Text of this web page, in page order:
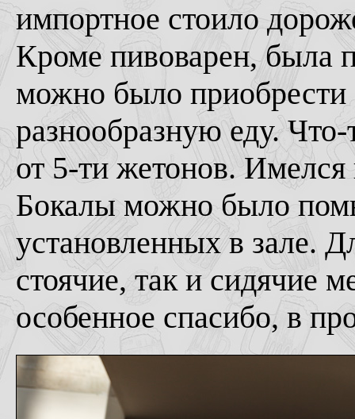
импортное стоило
Кроме пивоварен, была
можно было
разнообразную еду. Что-
от 5-ти жетонов.
Бокалы можно было
установленных в зале.
стоячие, так и сидячие
особенное спасибо, в